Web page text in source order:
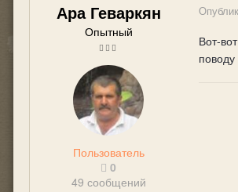
Ара Геваркян
Опытный
Пользователь
0
49 сообщений
Вот-